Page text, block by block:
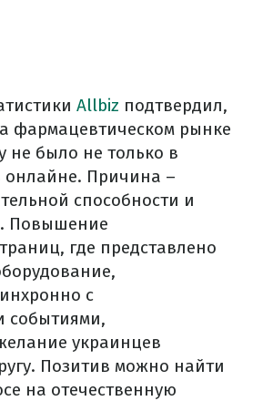
Allbiz подтвердил,
фармацевтическом рынке
не было не только в
Причина –
способности и
Повышение
где представлено
с
событиями,
украинцев
Позитив можно найти
на отечественную